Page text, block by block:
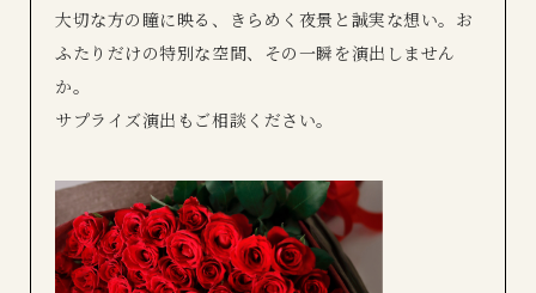
大切な方の瞳に映る、きらめく夜景と誠実な想い。 お
ふたりだけの特別な空間、その一瞬を演出しません
か。
サプライズ演出もご相談ください。